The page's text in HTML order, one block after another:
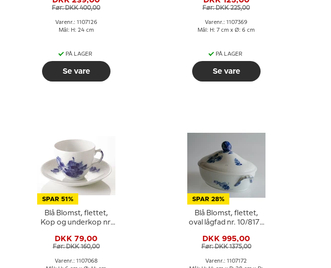
Royal Copenhagen
Før: DKK 400,00
Varenr.: 1107126
Mål: H: 24 cm
PÅ LAGER
Se vare
Royal Copenhagen
Før: DKK 225,00
Varenr.: 1107369
Mål: H: 7 cm x Ø: 6 cm
PÅ LAGER
Se vare
SPAR 51%
Blå Blomst, flettet,
Kop og underkop nr.
Royal Copenhagen
DKK 79,00
Før: DKK 160,00
Varenr.: 1107068
SPAR 28%
Blå Blomst, flettet,
oval lågfad nr. 10/8174
Copenhagen
DKK 995,00
Før: DKK 1375,00
Varenr.: 1107172